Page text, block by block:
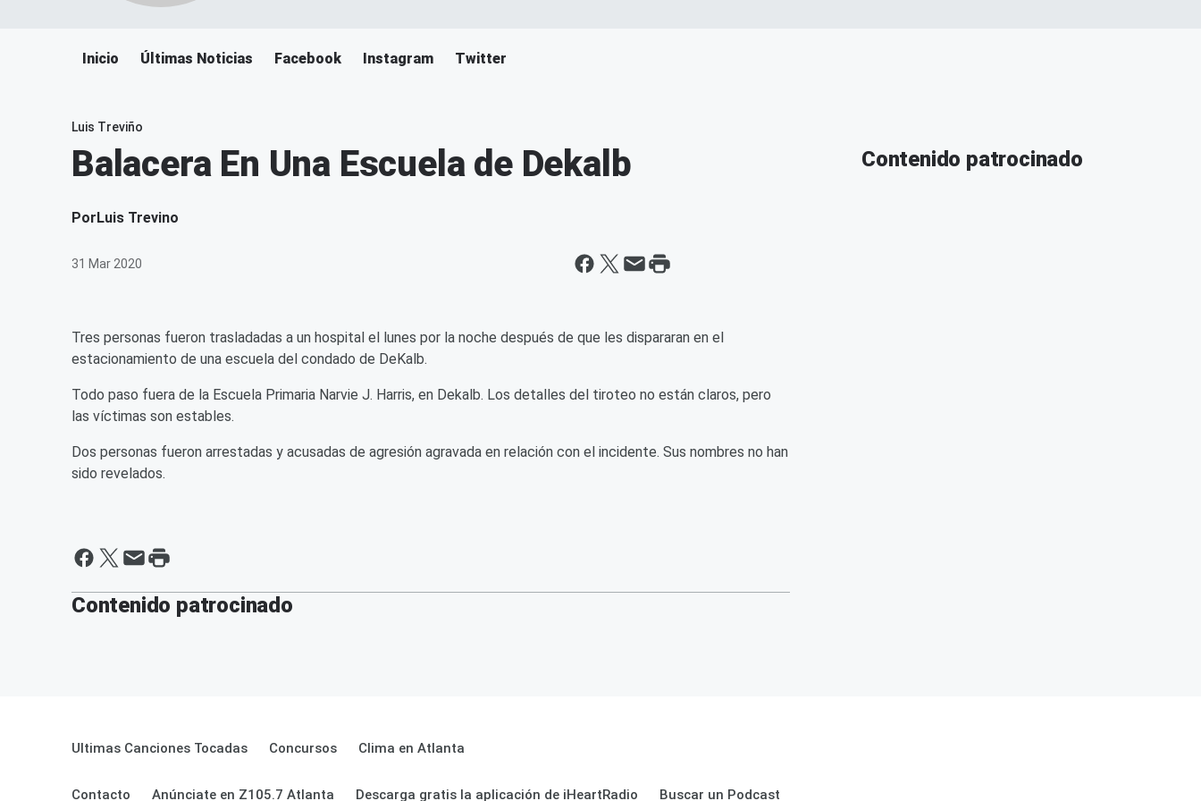
Inicio Últimas Noticias Facebook Instagram Twitter
Luis Treviño
Balacera En Una Escuela de Dekalb
PorLuis Trevino
31 Mar 2020
Tres personas fueron trasladadas a un hospital el lunes por la noche después de que les dispararan en el
estacionamiento de una escuela del condado de DeKalb.
Todo paso fuera de la Escuela Primaria Narvie J. Harris, en Dekalb. Los detalles del tiroteo no están claros, pero
las víctimas son estables.
Dos personas fueron arrestadas y acusadas de agresión agravada en relación con el incidente. Sus nombres no han
sido revelados.
Contenido patrocinado
Contenido patrocinado
Ultimas Canciones Tocadas Concursos Clima en Atlanta
Contacto Anúnciate en Z105.7 Atlanta Descarga gratis la aplicación de iHeartRadio Buscar un Podcast